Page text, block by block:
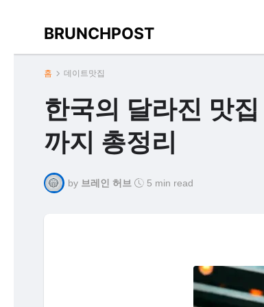
BRUNCHPOST
홈 데이트맛집
한국의 달라진 맛
까지 총정리
by 브레인 허브 5 min read